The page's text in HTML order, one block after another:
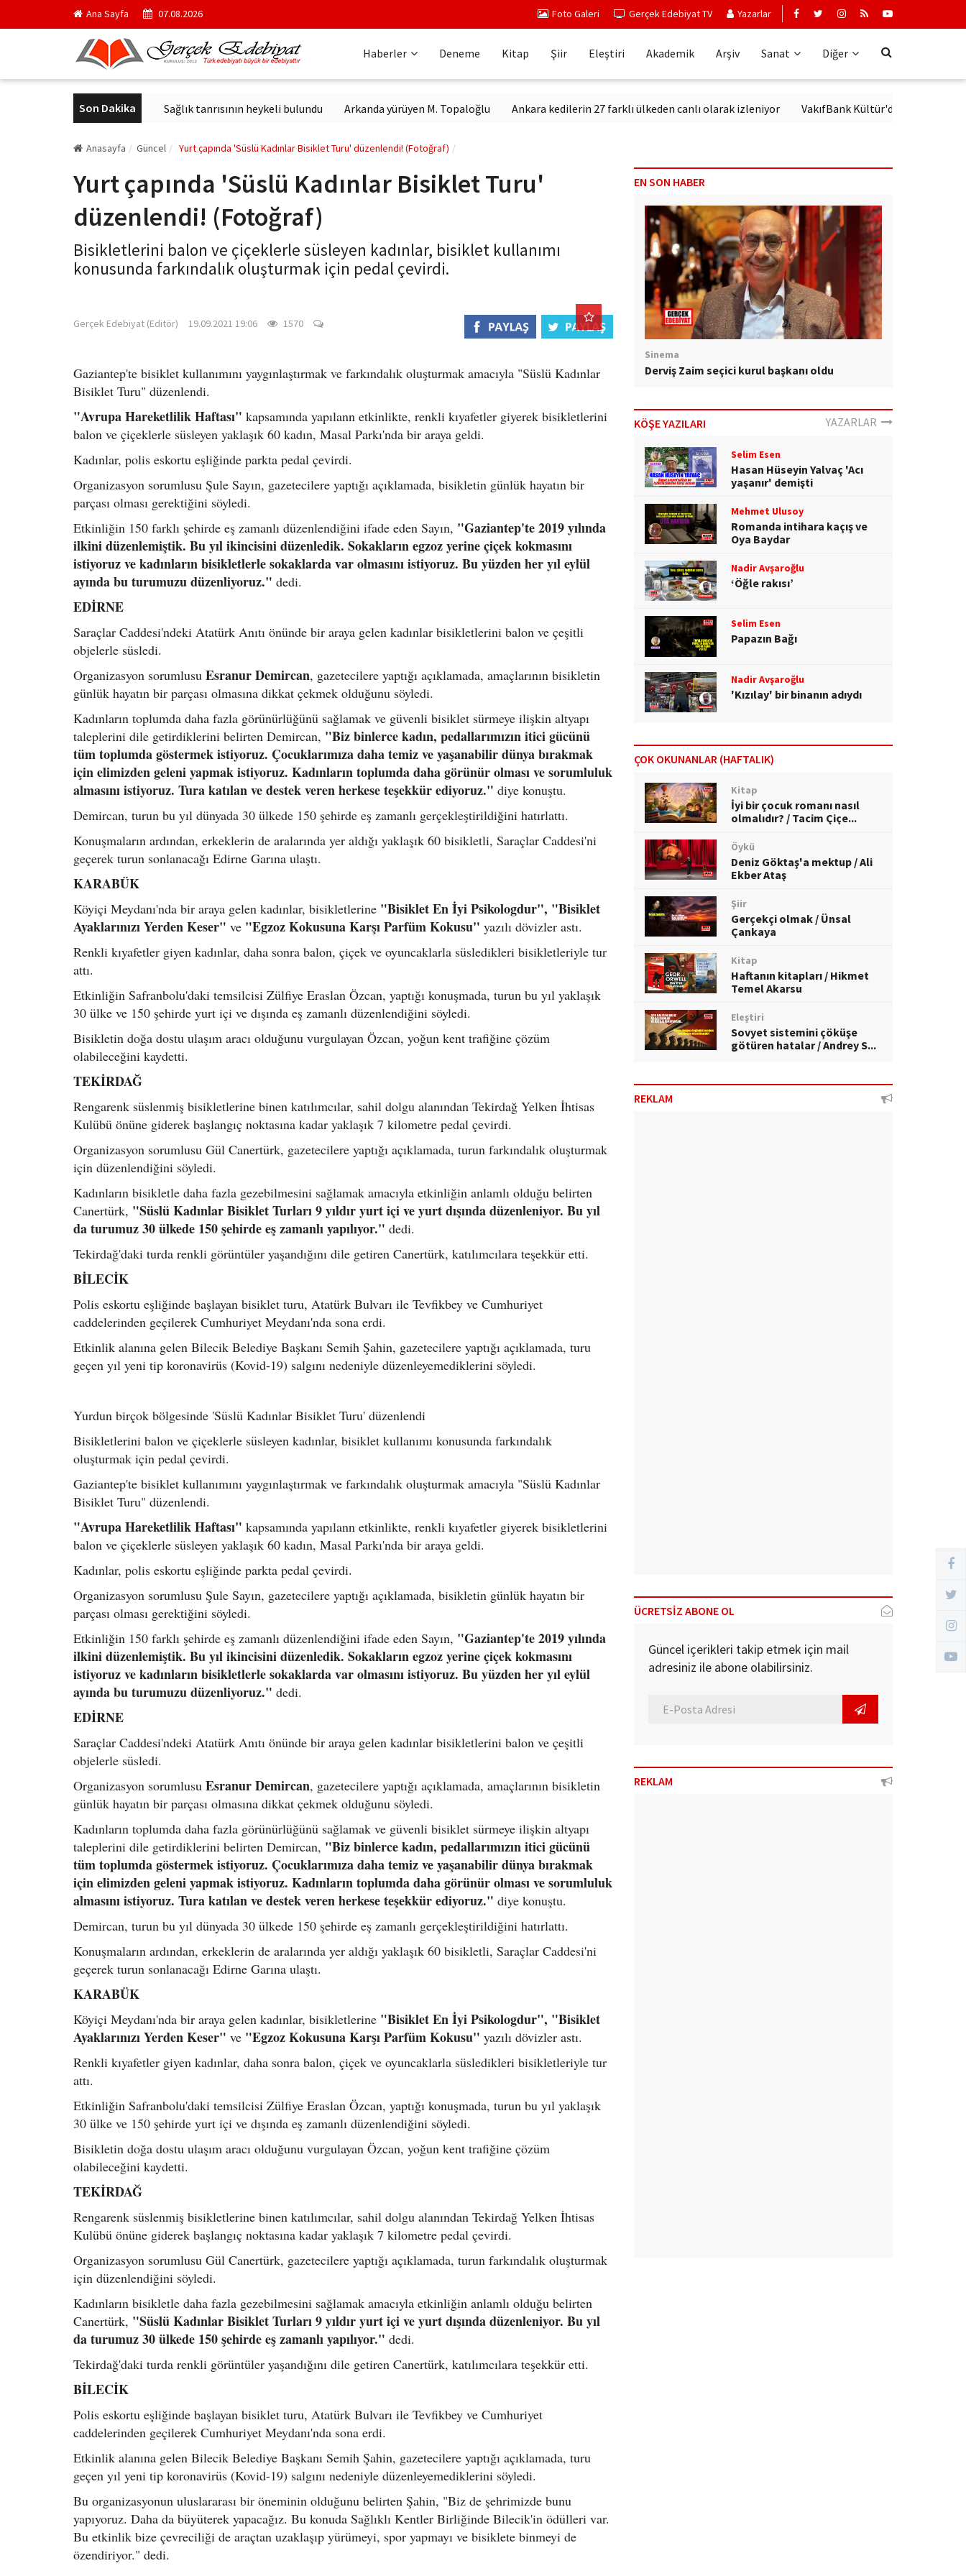
Ana Sayfa 07.08.2026 Foto Galeri Gerçek Edebiyat TV Yazarlar
Haberler Deneme Kitap Şiir Eleştiri Akademik Arşiv Sanat Diğer
Son Dakika
kurul başkanı oldu Sağlık tanrısının heykeli bulundu Arkanda yürüyen M. Topaloğlu Ankara kedilerin 27 farklı ülkeden canlı olarak izleniyor VakıfBank Kültür'de Modern Alman
Anasayfa Güncel Yurt çapında 'Süslü Kadınlar Bisiklet Turu' düzenlendi! (Fotoğraf)
Yurt çapında 'Süslü Kadınlar Bisiklet Turu'
düzenlendi! (Fotoğraf)
Bisikletlerini balon ve çiçeklerle süsleyen kadınlar, bisiklet kullanımı
konusunda farkındalık oluşturmak için pedal çevirdi.
Gerçek Edebiyat (Editör) 19.09.2021 19:06 1570
Gaziantep'te bisiklet kullanımını yaygınlaştırmak ve farkındalık oluşturmak amacıyla "Süslü Kadınlar
Bisiklet Turu" düzenlendi.
"Avrupa Hareketlilik Haftası" kapsamında yapılann etkinlikte, renkli kıyafetler giyerek bisikletlerini
balon ve çiçeklerle süsleyen yaklaşık 60 kadın, Masal Parkı'nda bir araya geldi.
Kadınlar, polis eskortu eşliğinde parkta pedal çevirdi.
Organizasyon sorumlusu Şule Sayın, gazetecilere yaptığı açıklamada, bisikletin günlük hayatın bir
parçası olması gerektiğini söyledi.
Etkinliğin 150 farklı şehirde eş zamanlı düzenlendiğini ifade eden Sayın, "Gaziantep'te 2019 yılında
ilkini düzenlemiştik. Bu yıl ikincisini düzenledik. Sokakların egzoz yerine çiçek kokmasını
istiyoruz ve kadınların bisikletlerle sokaklarda var olmasını istiyoruz. Bu yüzden her yıl eylül
ayında bu turumuzu düzenliyoruz." dedi.
EDİRNE
Saraçlar Caddesi'ndeki Atatürk Anıtı önünde bir araya gelen kadınlar bisikletlerini balon ve çeşitli
objelerle süsledi.
Organizasyon sorumlusu Esranur Demircan, gazetecilere yaptığı açıklamada, amaçlarının bisikletin
günlük hayatın bir parçası olmasına dikkat çekmek olduğunu söyledi.
Kadınların toplumda daha fazla görünürlüğünü sağlamak ve güvenli bisiklet sürmeye ilişkin altyapı
taleplerini dile getirdiklerini belirten Demircan, "Biz binlerce kadın, pedallarımızın itici gücünü
tüm toplumda göstermek istiyoruz. Çocuklarımıza daha temiz ve yaşanabilir dünya bırakmak
için elimizden geleni yapmak istiyoruz. Kadınların toplumda daha görünür olması ve sorumluluk
almasını istiyoruz. Tura katılan ve destek veren herkese teşekkür ediyoruz." diye konuştu.
Demircan, turun bu yıl dünyada 30 ülkede 150 şehirde eş zamanlı gerçekleştirildiğini hatırlattı.
Konuşmaların ardından, erkeklerin de aralarında yer aldığı yaklaşık 60 bisikletli, Saraçlar Caddesi'ni
geçerek turun sonlanacağı Edirne Garına ulaştı.
KARABÜK
Köyiçi Meydanı'nda bir araya gelen kadınlar, bisikletlerine "Bisiklet En İyi Psikologdur", "Bisiklet
Ayaklarınızı Yerden Keser" ve "Egzoz Kokusuna Karşı Parfüm Kokusu" yazılı dövizler astı.
Renkli kıyafetler giyen kadınlar, daha sonra balon, çiçek ve oyuncaklarla süsledikleri bisikletleriyle tur
attı.
Etkinliğin Safranbolu'daki temsilcisi Zülfiye Eraslan Özcan, yaptığı konuşmada, turun bu yıl yaklaşık
30 ülke ve 150 şehirde yurt içi ve dışında eş zamanlı düzenlendiğini söyledi.
Bisikletin doğa dostu ulaşım aracı olduğunu vurgulayan Özcan, yoğun kent trafiğine çözüm
olabileceğini kaydetti.
TEKİRDAĞ
Rengarenk süslenmiş bisikletlerine binen katılımcılar, sahil dolgu alanından Tekirdağ Yelken İhtisas
Kulübü önüne giderek başlangıç noktasına kadar yaklaşık 7 kilometre pedal çevirdi.
Organizasyon sorumlusu Gül Canertürk, gazetecilere yaptığı açıklamada, turun farkındalık oluşturmak
için düzenlendiğini söyledi.
Kadınların bisikletle daha fazla gezebilmesini sağlamak amacıyla etkinliğin anlamlı olduğu belirten
Canertürk, "Süslü Kadınlar Bisiklet Turları 9 yıldır yurt içi ve yurt dışında düzenleniyor. Bu yıl
da turumuz 30 ülkede 150 şehirde eş zamanlı yapılıyor." dedi.
Tekirdağ'daki turda renkli görüntüler yaşandığını dile getiren Canertürk, katılımcılara teşekkür etti.
BİLECİK
Polis eskortu eşliğinde başlayan bisiklet turu, Atatürk Bulvarı ile Tevfikbey ve Cumhuriyet
caddelerinden geçilerek Cumhuriyet Meydanı'nda sona erdi.
Etkinlik alanına gelen Bilecik Belediye Başkanı Semih Şahin, gazetecilere yaptığı açıklamada, turu
geçen yıl yeni tip koronavirüs (Kovid-19) salgını nedeniyle düzenleyemediklerini söyledi.
Yurdun birçok bölgesinde 'Süslü Kadınlar Bisiklet Turu' düzenlendi
Bisikletlerini balon ve çiçeklerle süsleyen kadınlar, bisiklet kullanımı konusunda farkındalık
oluşturmak için pedal çevirdi.
Gaziantep'te bisiklet kullanımını yaygınlaştırmak ve farkındalık oluşturmak amacıyla "Süslü Kadınlar
Bisiklet Turu" düzenlendi.
"Avrupa Hareketlilik Haftası" kapsamında yapılann etkinlikte, renkli kıyafetler giyerek bisikletlerini
balon ve çiçeklerle süsleyen yaklaşık 60 kadın, Masal Parkı'nda bir araya geldi.
Kadınlar, polis eskortu eşliğinde parkta pedal çevirdi.
Organizasyon sorumlusu Şule Sayın, gazetecilere yaptığı açıklamada, bisikletin günlük hayatın bir
parçası olması gerektiğini söyledi.
Etkinliğin 150 farklı şehirde eş zamanlı düzenlendiğini ifade eden Sayın, "Gaziantep'te 2019 yılında
ilkini düzenlemiştik. Bu yıl ikincisini düzenledik. Sokakların egzoz yerine çiçek kokmasını
istiyoruz ve kadınların bisikletlerle sokaklarda var olmasını istiyoruz. Bu yüzden her yıl eylül
ayında bu turumuzu düzenliyoruz." dedi.
EDİRNE
Saraçlar Caddesi'ndeki Atatürk Anıtı önünde bir araya gelen kadınlar bisikletlerini balon ve çeşitli
objelerle süsledi.
Organizasyon sorumlusu Esranur Demircan, gazetecilere yaptığı açıklamada, amaçlarının bisikletin
günlük hayatın bir parçası olmasına dikkat çekmek olduğunu söyledi.
Kadınların toplumda daha fazla görünürlüğünü sağlamak ve güvenli bisiklet sürmeye ilişkin altyapı
taleplerini dile getirdiklerini belirten Demircan, "Biz binlerce kadın, pedallarımızın itici gücünü
tüm toplumda göstermek istiyoruz. Çocuklarımıza daha temiz ve yaşanabilir dünya bırakmak
için elimizden geleni yapmak istiyoruz. Kadınların toplumda daha görünür olması ve sorumluluk
almasını istiyoruz. Tura katılan ve destek veren herkese teşekkür ediyoruz." diye konuştu.
Demircan, turun bu yıl dünyada 30 ülkede 150 şehirde eş zamanlı gerçekleştirildiğini hatırlattı.
Konuşmaların ardından, erkeklerin de aralarında yer aldığı yaklaşık 60 bisikletli, Saraçlar Caddesi'ni
geçerek turun sonlanacağı Edirne Garına ulaştı.
KARABÜK
Köyiçi Meydanı'nda bir araya gelen kadınlar, bisikletlerine "Bisiklet En İyi Psikologdur", "Bisiklet
Ayaklarınızı Yerden Keser" ve "Egzoz Kokusuna Karşı Parfüm Kokusu" yazılı dövizler astı.
Renkli kıyafetler giyen kadınlar, daha sonra balon, çiçek ve oyuncaklarla süsledikleri bisikletleriyle tur
attı.
Etkinliğin Safranbolu'daki temsilcisi Zülfiye Eraslan Özcan, yaptığı konuşmada, turun bu yıl yaklaşık
30 ülke ve 150 şehirde yurt içi ve dışında eş zamanlı düzenlendiğini söyledi.
Bisikletin doğa dostu ulaşım aracı olduğunu vurgulayan Özcan, yoğun kent trafiğine çözüm
olabileceğini kaydetti.
TEKİRDAĞ
Rengarenk süslenmiş bisikletlerine binen katılımcılar, sahil dolgu alanından Tekirdağ Yelken İhtisas
Kulübü önüne giderek başlangıç noktasına kadar yaklaşık 7 kilometre pedal çevirdi.
Organizasyon sorumlusu Gül Canertürk, gazetecilere yaptığı açıklamada, turun farkındalık oluşturmak
için düzenlendiğini söyledi.
Kadınların bisikletle daha fazla gezebilmesini sağlamak amacıyla etkinliğin anlamlı olduğu belirten
Canertürk, "Süslü Kadınlar Bisiklet Turları 9 yıldır yurt içi ve yurt dışında düzenleniyor. Bu yıl
da turumuz 30 ülkede 150 şehirde eş zamanlı yapılıyor." dedi.
Tekirdağ'daki turda renkli görüntüler yaşandığını dile getiren Canertürk, katılımcılara teşekkür etti.
BİLECİK
Polis eskortu eşliğinde başlayan bisiklet turu, Atatürk Bulvarı ile Tevfikbey ve Cumhuriyet
caddelerinden geçilerek Cumhuriyet Meydanı'nda sona erdi.
Etkinlik alanına gelen Bilecik Belediye Başkanı Semih Şahin, gazetecilere yaptığı açıklamada, turu
geçen yıl yeni tip koronavirüs (Kovid-19) salgını nedeniyle düzenleyemediklerini söyledi.
Bu organizasyonun uluslararası bir öneminin olduğunu belirten Şahin, "Biz de şehrimizde bunu
yapıyoruz. Daha da büyüterek yapacağız. Bu konuda Sağlıklı Kentler Birliğinde Bilecik'in ödülleri var.
Bu etkinlik bize çevreciliği de araçtan uzaklaşıp yürümeyi, spor yapmayı ve bisiklete binmeyi de
özendiriyor." dedi.
EN SON HABER
Sinema
Derviş Zaim seçici kurul başkanı oldu
KÖŞE YAZILARI YAZARLAR
Selim Esen
Hasan Hüseyin Yalvaç 'Acı
yaşanır' demişti
Mehmet Ulusoy
Romanda intihara kaçış ve
Oya Baydar
Nadir Avşaroğlu
‘Öğle rakısı’
Selim Esen
Papazın Bağı
Nadir Avşaroğlu
'Kızılay' bir binanın adıydı
ÇOK OKUNANLAR (HAFTALIK)
Kitap
İyi bir çocuk romanı nasıl
olmalıdır? / Tacim Çiçe...
Öykü
Deniz Göktaş'a mektup / Ali
Ekber Ataş
Şiir
Gerçekçi olmak / Ünsal
Çankaya
Kitap
Haftanın kitapları / Hikmet
Temel Akarsu
Eleştiri
Sovyet sistemini çöküşe
götüren hatalar / Andrey S...
REKLAM
ÜCRETSİZ ABONE OL
Güncel içerikleri takip etmek için mail
adresiniz ile abone olabilirsiniz.
REKLAM